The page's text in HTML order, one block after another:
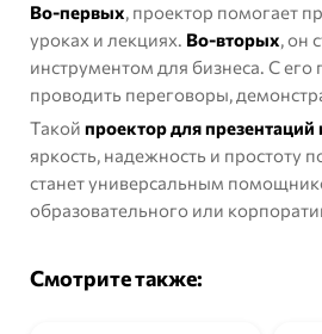
Во-первых, проектор помогает
уроках и лекциях. Во-вторых, он
инструментом для бизнеса. С
проводить переговоры,
Такой проектор для презентаций
яркость, надежность и простоту
станет универсальным
образовательного или
Смотрите также: